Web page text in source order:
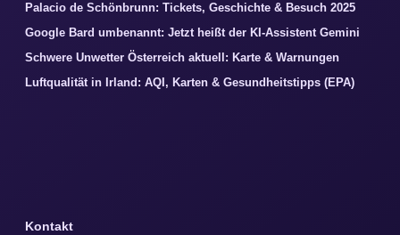
Palacio de Schönbrunn: Tickets, Geschichte & Besuch 2025
Google Bard umbenannt: Jetzt heißt der KI-Assistent Gemini
Schwere Unwetter Österreich aktuell: Karte & Warnungen
Luftqualität in Irland: AQI, Karten & Gesundheitstipps (EPA)
Kontakt